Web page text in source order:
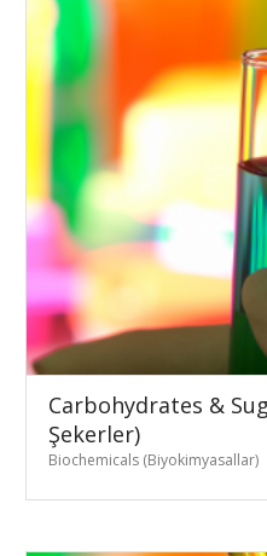
Carbohydrates &
Şekerler)
Biochemicals (Biyokimyasallar)